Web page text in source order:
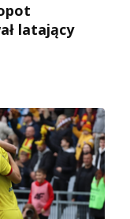
latający